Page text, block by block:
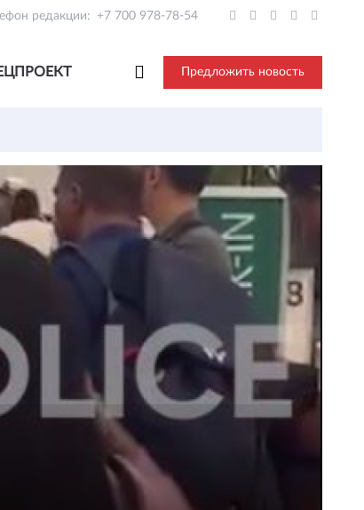
редакции: +7 700 978-78-54
Предложить новость